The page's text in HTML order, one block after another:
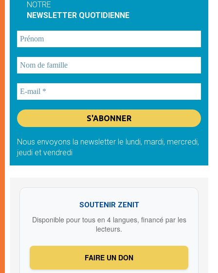
NOTRE
NEWSLETTER QUOTIDIENNE
Nous envoyons la newsletter le lundi, mardi, mercredi,
jeudi et vendredi
SOUTENIR ZENIT
Disponible pour tous en 4 langues, financé par les
lecteurs.
FAIRE UN DON